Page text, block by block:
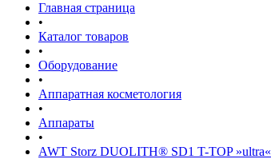
Главная страница
•
Каталог товаров
•
Оборудование
•
Аппаратная косметология
•
Аппараты
•
AWT Storz DUOLITH® SD1 T-TOP »ultra«